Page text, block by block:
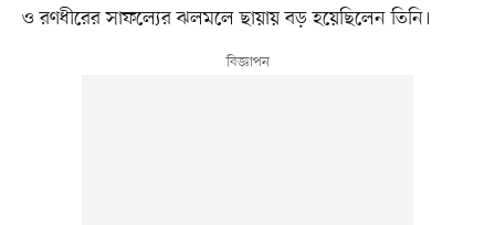
ও রণধীরের সাফল্যের ঝলমলে ছায়ায় বড় হয়েছিলেন তিনি।